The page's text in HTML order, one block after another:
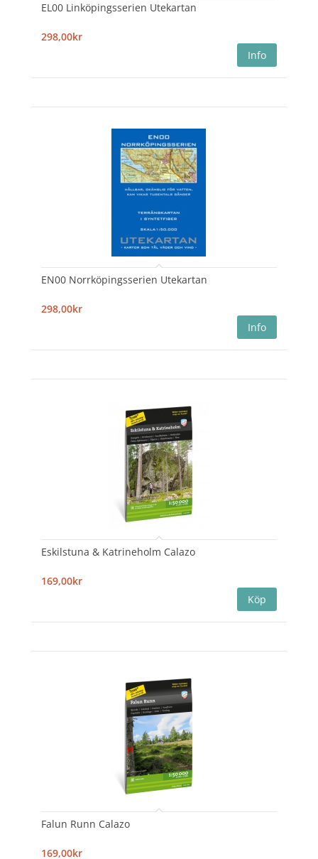
EL00 Linköpingsserien Utekartan
298,00kr
EN00 Norrköpingsserien Utekartan
298,00kr
Eskilstuna & Katrineholm Calazo
169,00kr
Falun Runn Calazo
169,00kr